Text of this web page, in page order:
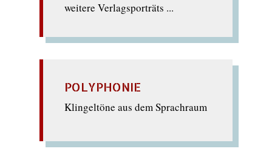
weitere Verlagsporträts ...
POLYPHONIE
Klingeltöne aus dem Sprachraum